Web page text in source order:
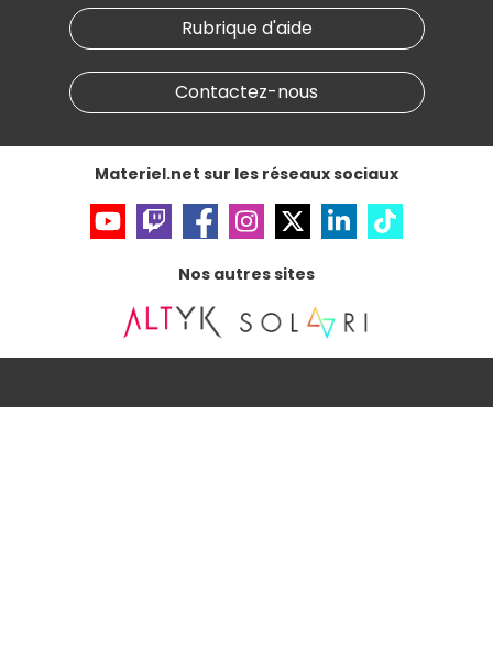
Materiel.net recrute
Notre programme d'affiliation
Nos marques
Conditions générales de vente
Informations légales
Données personnelles
Accessibilité : non conforme
Rubrique d'aide
Contactez-nous
Materiel.net sur les réseaux sociaux
Nos autres sites